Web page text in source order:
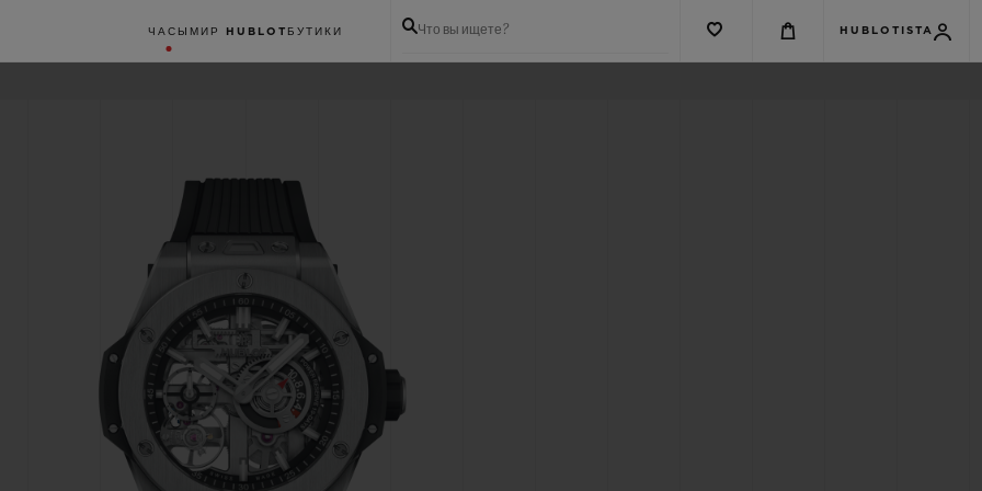
ЧАСЫ МИР HUBLOT БУТИКИ Что вы ищете? HUBLOTISTA